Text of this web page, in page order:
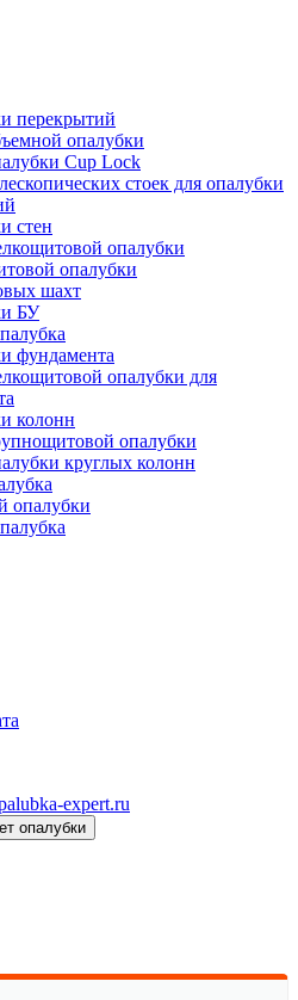
перекрытий
опалубки
Cup Lock
стоек для опалубки
стен
опалубки
опалубки
шахт
БУ
фундамента
опалубки для
колонн
опалубки
круглых колонн
опалубки
expert.ru
опалубки